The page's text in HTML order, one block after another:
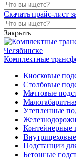
Скачать прайс-лист
Закрыть
Комплектные
Киосковые
Столбовые
Мачтовые
Утепленные
Подстанции
Бетонные